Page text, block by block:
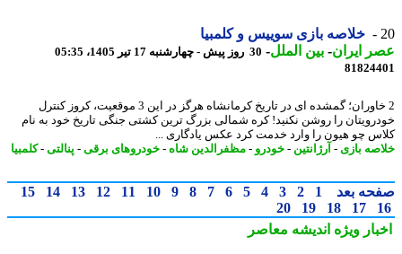
خلاصه بازی سوییس و کلمبیا
ایران- بین الملل-30 روز پیش - چهارشنبه 17 تیر 1405، 05:35
2 خاوران؛ گمشده ای در تاریخ کرمانشاه هرگز در این 3 موقعیت، کروز کنترل
را روشن نکنید! کره شمالی بزرگ ترین کشتی جنگی تاریخ خود به نام
چو هیون را وارد خدمت کرد عکس یادگاری ...
بازی - آرژانتین -خودرو-مظفرالدین شاه -خودروهای برقی-پنالتی-کلمبیا
بعد 1
2
3
4
5
6
7
8
9
10
11
12
13
14
15
17
18
19
20
ویژهاندیشه معاصر